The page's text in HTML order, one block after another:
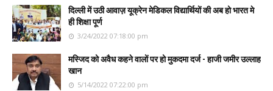
दिल्ली में उठी आवाज़ यूक्रेन मेडिकल विद्यार्थियों की अब हो भारत मे
ही शिक्षा पूर्ण
3/24/2022 07:18:00 pm
मस्जिद को अवैध कहने वालों पर हो मुकदमा दर्ज - हाजी जमीर उल्लाह
खान
5/14/2022 07:22:00 pm